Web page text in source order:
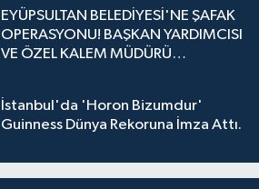
EYÜPSULTAN BELEDİYESİ'NE ŞAFAK
OPERASYONU! BAŞKAN YARDIMCISI
VE ÖZEL KALEM MÜDÜRÜ
İstanbul'da 'Horon Bizumdur'
Guinness Dünya Rekoruna İmza Attı.